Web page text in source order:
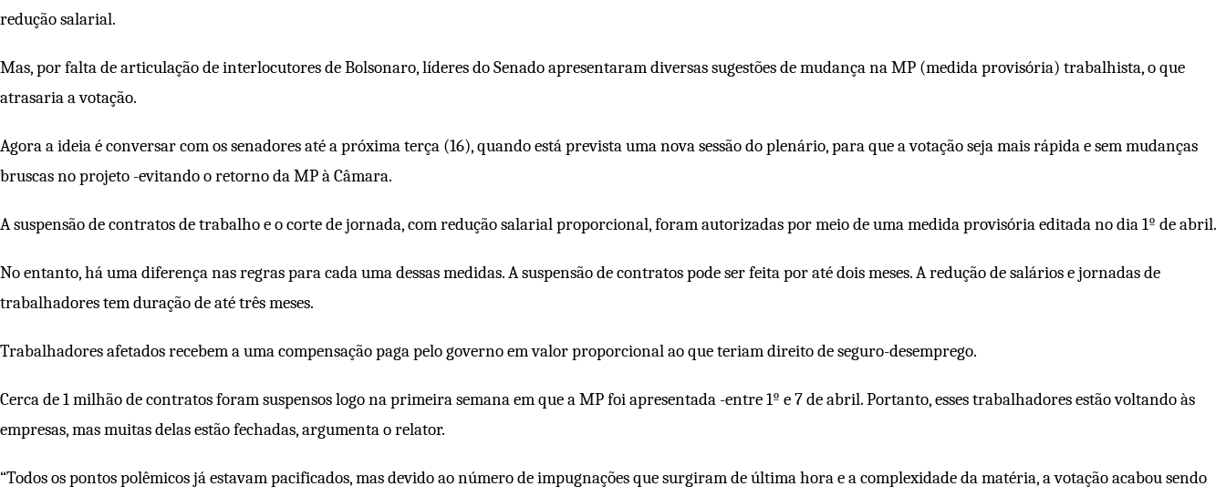
redução salarial.
Mas, por falta de articulação de interlocutores de Bolsonaro, líderes do Senado apresentaram diversas sugestões de mudança na MP (medida provisória) trabalhista, o que
atrasaria a votação.
Agora a ideia é conversar com os senadores até a próxima terça (16), quando está prevista uma nova sessão do plenário, para que a votação seja mais rápida e sem mudanças
bruscas no projeto -evitando o retorno da MP à Câmara.
A suspensão de contratos de trabalho e o corte de jornada, com redução salarial proporcional, foram autorizadas por meio de uma medida provisória editada no dia 1º de abril.
No entanto, há uma diferença nas regras para cada uma dessas medidas. A suspensão de contratos pode ser feita por até dois meses. A redução de salários e jornadas de
trabalhadores tem duração de até três meses.
Trabalhadores afetados recebem a uma compensação paga pelo governo em valor proporcional ao que teriam direito de seguro-desemprego.
Cerca de 1 milhão de contratos foram suspensos logo na primeira semana em que a MP foi apresentada -entre 1º e 7 de abril. Portanto, esses trabalhadores estão voltando às
empresas, mas muitas delas estão fechadas, argumenta o relator.
“Todos os pontos polêmicos já estavam pacificados, mas devido ao número de impugnações que surgiram de última hora e a complexidade da matéria, a votação acabou sendo